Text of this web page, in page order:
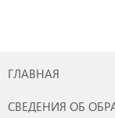
ГЛАВНАЯ
СВЕДЕНИЯ ОБ